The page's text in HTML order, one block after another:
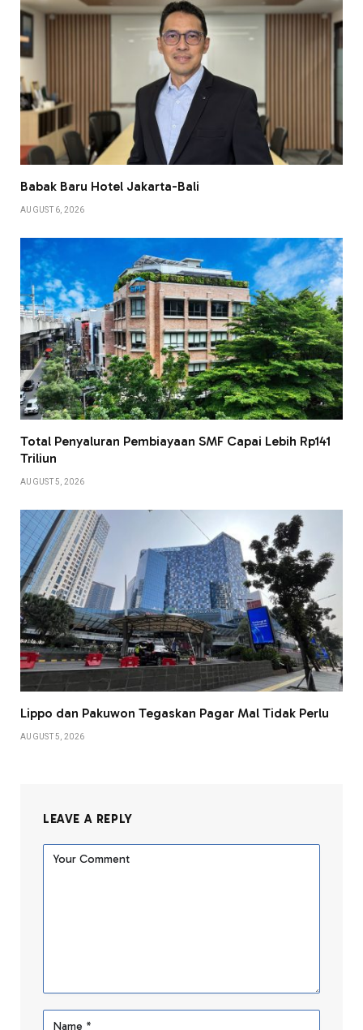
Babak Baru Hotel Jakarta-Bali
AUGUST 6, 2026
Total Penyaluran Pembiayaan SMF Capai Lebih Rp141
Triliun
AUGUST 5, 2026
Lippo dan Pakuwon Tegaskan Pagar Mal Tidak Perlu
AUGUST 5, 2026
LEAVE A REPLY